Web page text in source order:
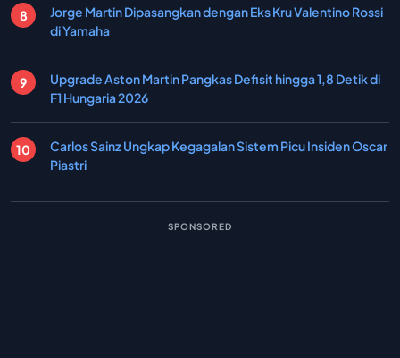
Jorge Martin Dipasangkan dengan Eks Kru Valentino Rossi
di Yamaha
Upgrade Aston Martin Pangkas Defisit hingga 1,8 Detik di
F1 Hungaria 2026
Carlos Sainz Ungkap Kegagalan Sistem Picu Insiden Oscar
Piastri
SPONSORED